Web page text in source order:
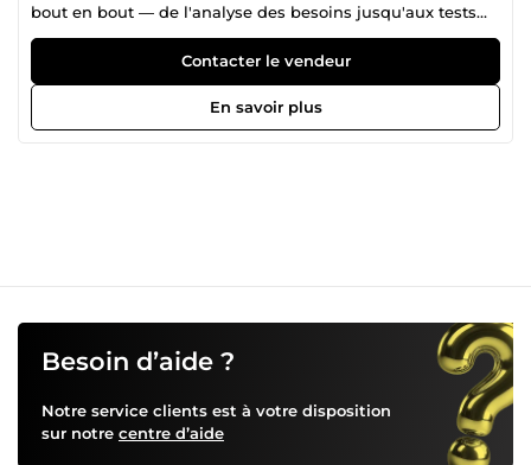
bout en bout — de l'analyse des besoins jusqu'aux tests
QA. J'ai travaillé sur des projets variés : refonte de CRM
(Spring Boot / Angular), plateformes e-commerce (Laravel /
Vue.js / NuxtJS), applications mobiles (Flutter / Firebase) et
microservices Java. Je maîtrise aussi bien le front-end que
le back-end, avec une sensibilité particulière pour la
développement web, mobile ou QA.
Contacter le vendeur
En savoir plus
Besoin d’aide ?
Notre service clients est à votre disposition
sur notre centre d’aide